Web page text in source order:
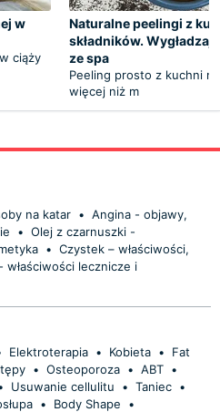
w
ciąży
Naturalne peelingi z
składników.
ze spa
Peeling prosto z kuchni
więcej niż m
na katar • Angina - objawy,
• Olej z czarnuszki -
• Czystek – właściwości,
właściwości lecznicze i
Elektroterapia • Kobieta •
Fat
• Osteoporoza • ABT •
Usuwanie cellulitu • Taniec •
• Body Shape
•